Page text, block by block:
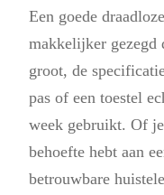
Een goede
makkelijker gezegd
groot, de
pas of een toestel
week gebruikt. Of
behoefte hebt aan
betrouwbare